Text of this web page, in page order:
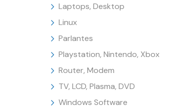
Laptops, Desktop
Linux
Parlantes
Playstation, Nintendo, Xbox
Router, Modem
TV, LCD, Plasma, DVD
Windows Software